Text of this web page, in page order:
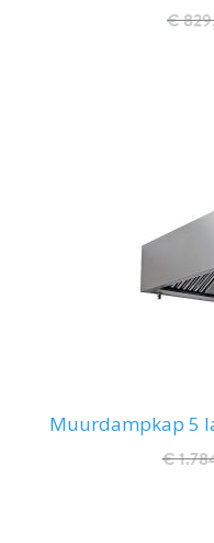
€
Muurdampkap 5
€